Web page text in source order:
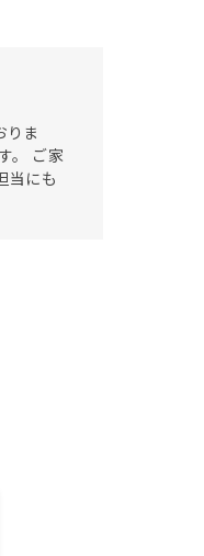
りま
。 ご家
当にも